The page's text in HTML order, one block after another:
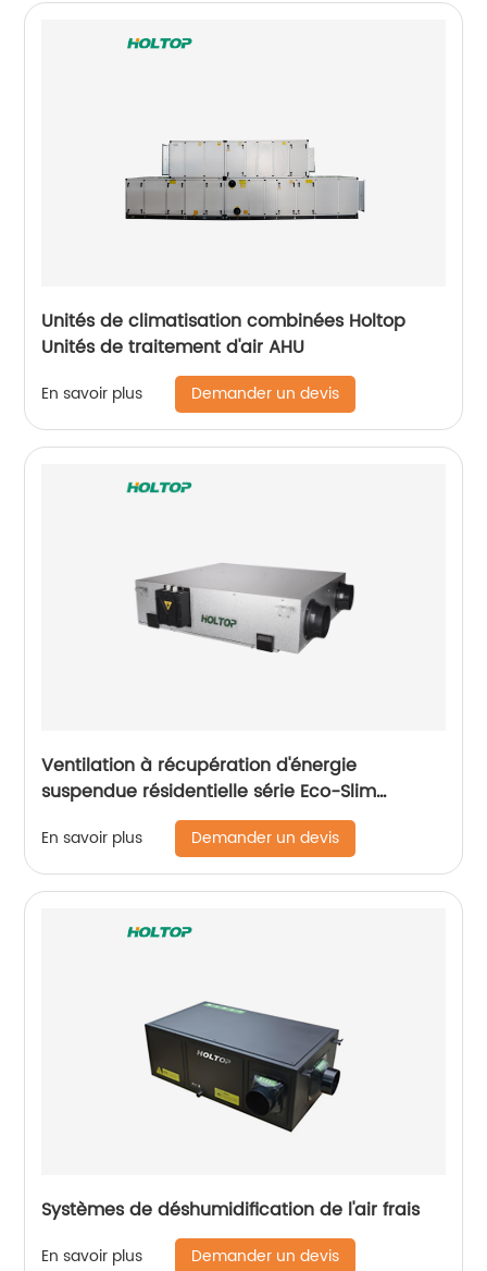
Unités de climatisation combinées Holtop
Unités de traitement d'air AHU
En savoir plus Demander un devis
Ventilation à récupération d'énergie
suspendue résidentielle série Eco-Slim
(250~350 m3/h)
En savoir plus Demander un devis
Systèmes de déshumidification de l'air frais
En savoir plus Demander un devis